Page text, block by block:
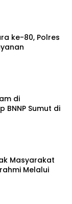
ke-80, Polres
di
Sumut di
Masyarakat
Melalui